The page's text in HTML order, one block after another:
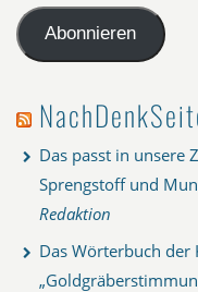
AdresseAbonnieren
Das passt in unsere
Sprengstoff und
Redaktion
Das Wörterbuch der